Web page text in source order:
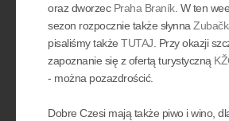
oraz dworzecPraha Braník. W ten
sezon rozpocznie także słynna
pisaliśmy takżeTUTAJ . Przy okazji
zapoznanie się z ofertą turystyczną
- można pozazdrościć.
Dobre Czesi mają także piwo i wino,